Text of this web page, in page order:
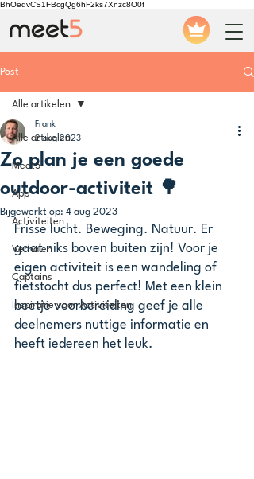
BhOedvCS1FBcgQg6hF2ks7Xnzc8O0f
Post
Alle artikelen
Meet5
App
Activiteiten
Verhalen
Captains
Inspiratie voor Activiteiten
Alle artikelen
Zo plan je een goede
outdoor-activiteit 🌳
Frank
2 aug 2023
Bijgewerkt op: 4 aug 2023
Frisse lucht. Beweging. Natuur. Er
gaat niks boven buiten zijn! Voor je
eigen activiteit is een wandeling of
fietstocht dus perfect! Met een klein
beetje voorbereiding geef je alle
deelnemers nuttige informatie en
heeft iedereen het leuk.